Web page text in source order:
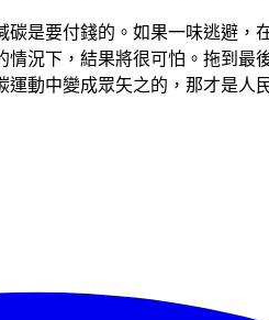
是要付錢的。如果一味逃避
況下，結果將很可怕。拖到最
動中變成眾矢之的，那才是人